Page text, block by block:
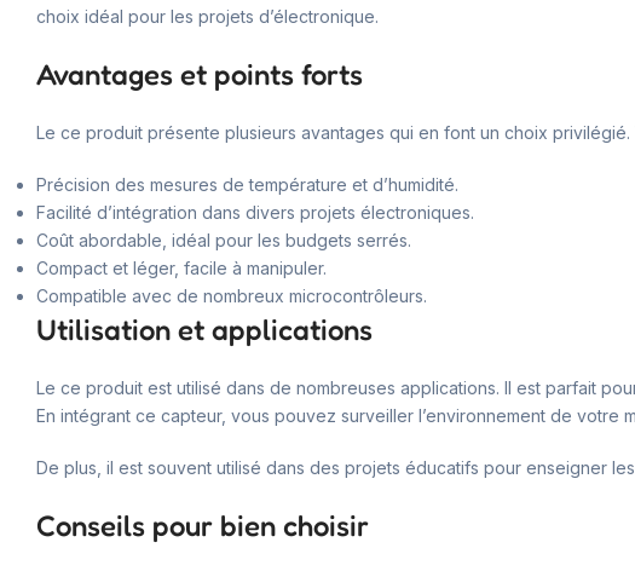
choix idéal pour les projets d’électronique.
Avantages et points forts
Le ce produit présente plusieurs avantages qui en font un choix
Précision des mesures de température et d’humidité.
Facilité d’intégration dans divers projets électroniques.
Coût abordable, idéal pour les budgets serrés.
Compact et léger, facile à manipuler.
Compatible avec de nombreux microcontrôleurs.
Utilisation et applications
Le ce produit est utilisé dans de nombreuses applications. Il est parfait
En intégrant ce capteur, vous pouvez surveiller l’environnement de votre
De plus, il est souvent utilisé dans des projets éducatifs pour enseigner
Conseils pour bien choisir